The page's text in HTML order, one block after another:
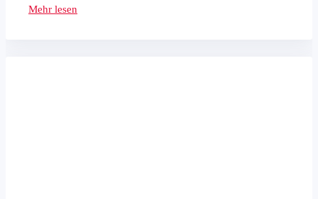
Mehr lesen